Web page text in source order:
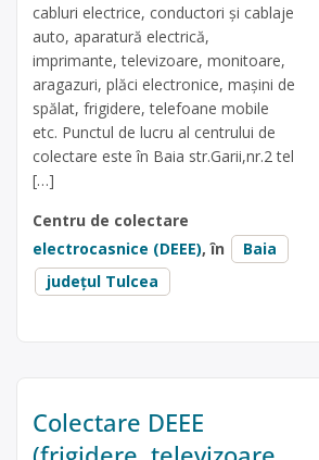
cabluri electrice, conductori și cablaje
auto, aparatură electrică,
imprimante, televizoare, monitoare,
aragazuri, plăci electronice, mașini de
spălat, frigidere, telefoane mobile
etc. Punctul de lucru al centrului de
colectare este în Baia str.Garii,nr.2 tel
[…]
Centru de colectare
electrocasnice (DEEE), în
Baia
județul Tulcea
Colectare DEEE